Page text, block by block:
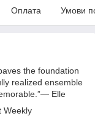
Оплата Умови
the foundation
realized ensemble
Elle
Weekly